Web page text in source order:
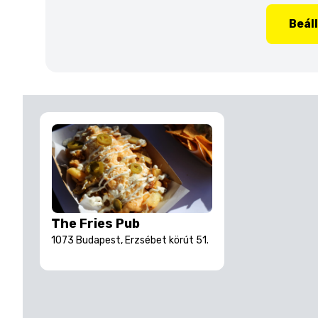
The Fries Pub
1073 Budapest, Erzsébet körút 51.